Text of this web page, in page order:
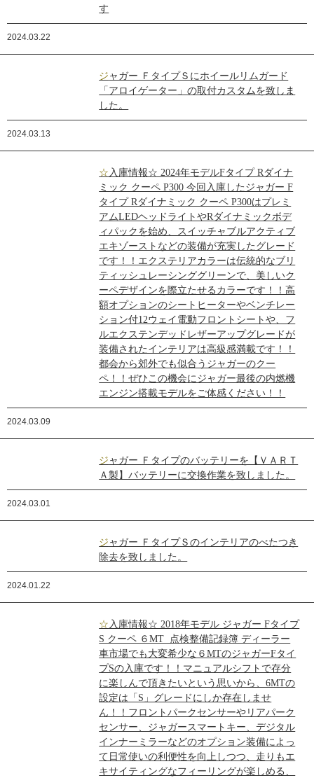
す
2024.03.22
ジャガー ＦタイプＳにホイールリムガード
「アロイゲーター」の取付カスタムを致しま
した。
2024.03.13
☆入庫情報☆ 2024年モデルFタイプ Rダイナ
ミック クーペ P300 今回入庫したジャガー F
タイプ Rダイナミック クーペ P300はプレミ
アムLEDヘッドライトやRダイナミックボデ
ィパックを始め、スイッチャブルアクティブ
エキゾーストなどの装備が充実したグレード
です！！エクステリアカラーは伝統的なブリ
ティッシュレーシンググリーンで、美しいク
ーペデザインを際立たせるカラーです！！高
額オプションのシートヒーターやベンチレー
ション付12ウェイ電動フロントシートや、フ
ルエクステンデッドレザーアップグレードが
装備されたインテリアは高級感満載です！！
都会から郊外でも似合うジャガーのクー
ペ！！ぜひこの機会にジャガー最後の内燃機
エンジン搭載モデルをご体感ください！！
2024.03.09
ジャガー Ｆタイプのバッテリーを【ＶＡＲＴ
Ａ製】バッテリーに交換作業を致しました。
2024.03.01
ジャガー ＦタイプＳのインテリアのべたつき
除去を致しました。
2024.01.22
☆入庫情報☆ 2018年モデル ジャガー Fタイプ
S クーペ ６MT 点検整備記録簿 ディーラー
車市場でも大変希少な６MTのジャガーFタイ
プSの入庫です！！マニュアルシフトで存分
に楽しんで頂きたいという思いから、6MTの
設定は「S」グレードにしか存在しませ
ん！！フロントパークセンサーやリアパーク
センサー、ジャガースマートキー、デジタル
インナーミラーなどのオプション装備によっ
て日常使いの利便性を向上しつつ、走りもエ
キサイティングなフィーリングが楽しめる、